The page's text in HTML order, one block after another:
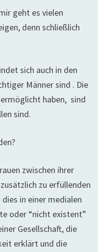
geht es vielen
denn schließlich
sich auch in den
Männer sind . Die
haben, sind
sind.
zwischen ihrer
zu erfüllenden
in einer medialen
oder “nicht existent”
Gesellschaft, die
erklärt und die